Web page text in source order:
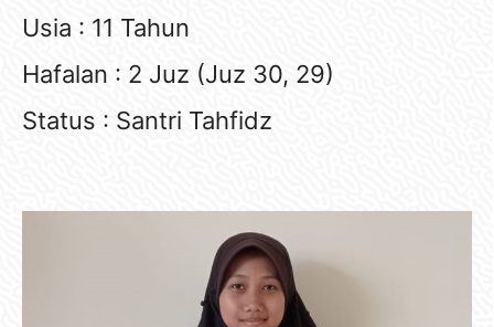
Usia : 11 Tahun
Hafalan : 2 Juz (Juz 30, 29)
Status : Santri Tahfidz